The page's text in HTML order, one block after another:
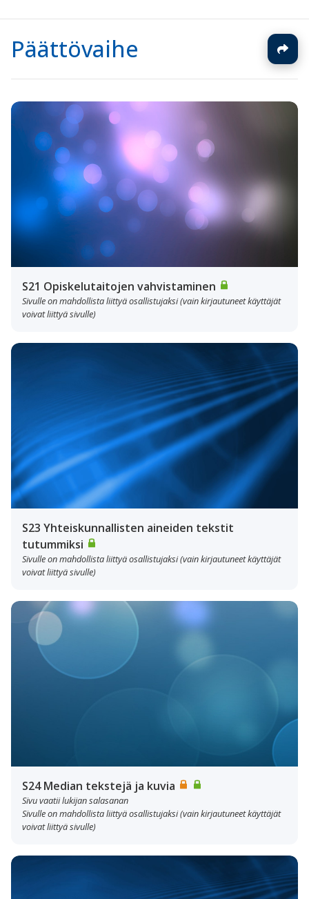
Päättövaihe
S21 Opiskelutaitojen vahvistaminen
Sivulle on mahdollista liittyä osallistujaksi (vain kirjautuneet käyttäjät
voivat liittyä sivulle)
S23 Yhteiskunnallisten aineiden tekstit
tutummiksi
Sivulle on mahdollista liittyä osallistujaksi (vain kirjautuneet käyttäjät
voivat liittyä sivulle)
S24 Median tekstejä ja kuvia
Sivu vaatii lukijan salasanan
Sivulle on mahdollista liittyä osallistujaksi (vain kirjautuneet käyttäjät
voivat liittyä sivulle)